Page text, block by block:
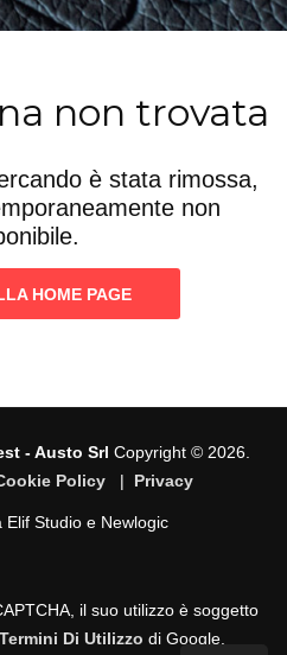
non trovata
è stata rimossa,
non
HOME PAGE
- Austo Srl Copyright © 2026.
Policy | Privacy
Elif Studioe Newlogic
il suo utilizzo è soggetto
Termini Di Utilizzo di Google.